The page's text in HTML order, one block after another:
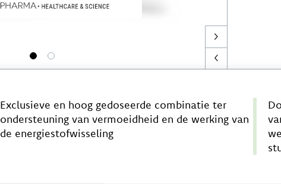
1 2
Exclusieve en hoog gedoseerde combinatie ter
ondersteuning van vermoeidheid en de werking van
de energiestofwisseling